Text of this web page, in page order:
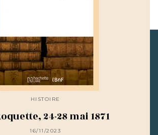
HISTOIRE
24-28 mai 1871
16/11/2023